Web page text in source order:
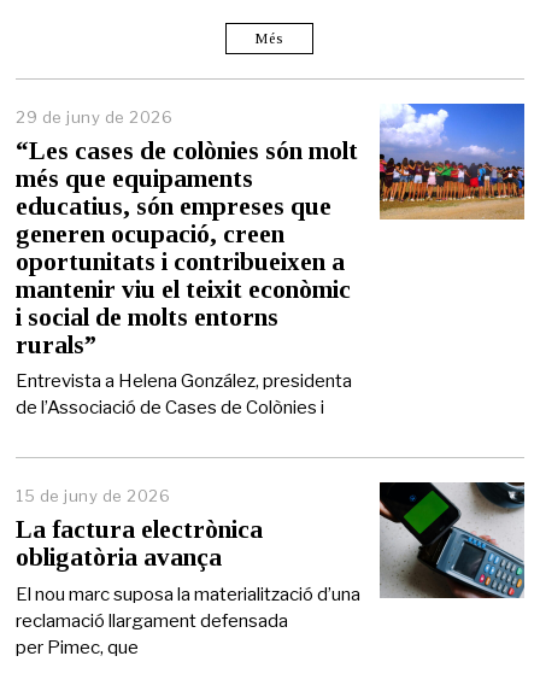
Més
29 de juny de 2026
d
e
n
y
e
2
6
“Les cases de colònies són molt
més que equipaments
educatius, són empreses que
generen ocupació, creen
oportunitats i contribueixen a
mantenir viu el teixit econòmic
i social de molts entorns
rurals”
Entrevista a Helena González, presidenta
de l’Associació de Cases de Colònies i
15 de juny de 2026
d
e
u
n
La factura electrònica
obligatòria avança
El nou marc suposa la materialització d’una
reclamació llargament defensada
per Pimec, que